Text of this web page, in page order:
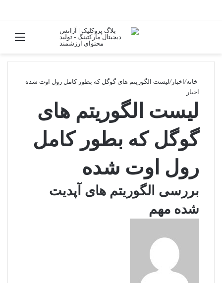
جستجو
تغییر پوسته
خانه/اخبار/لیست الگوریتم های گوگل که بطور کامل رول اوت شده
اخبار
لیست الگوریتم های
گوگل که بطور کامل
رول اوت شده
بررسی الگوریتم های آپدیت
شده مهم